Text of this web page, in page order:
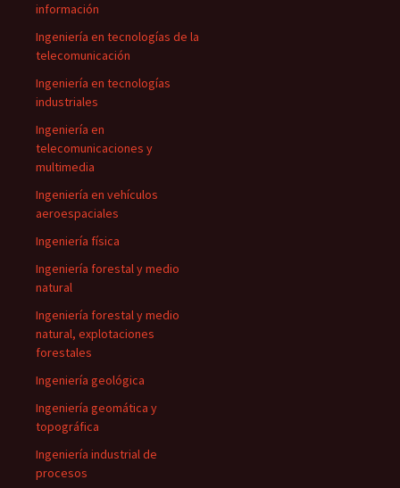
información
Ingeniería en tecnologías de la
telecomunicación
Ingeniería en tecnologías
industriales
Ingeniería en
telecomunicaciones y
multimedia
Ingeniería en vehículos
aeroespaciales
Ingeniería física
Ingeniería forestal y medio
natural
Ingeniería forestal y medio
natural, explotaciones
forestales
Ingeniería geológica
Ingeniería geomática y
topográfica
Ingeniería industrial de
procesos